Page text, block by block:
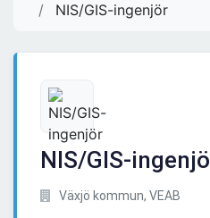
NIS/GIS-ingenjör
NIS/GIS-
Växjö kommun, VEAB